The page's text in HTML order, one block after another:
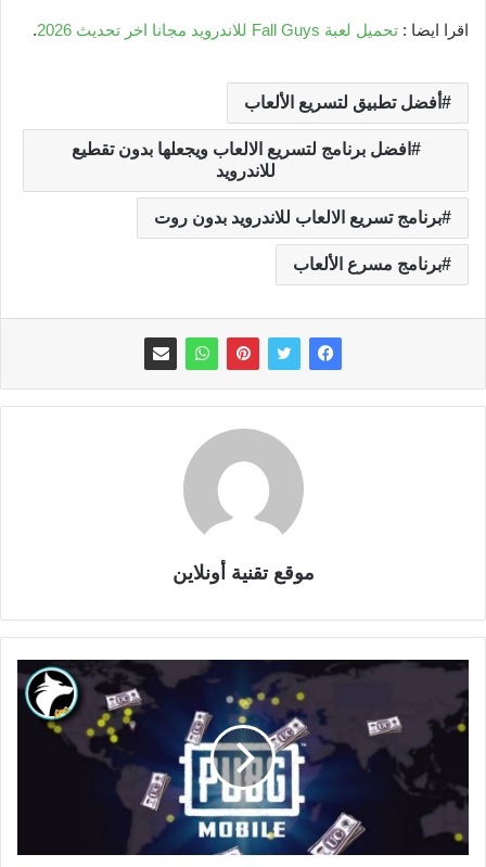
اقرا ايضا : تحميل لعبة Fall Guys للاندرويد مجانا اخر تحديث 2026 .
أفضل تطبيق لتسريع الألعاب
افضل برنامج لتسريع الالعاب ويجعلها بدون تقطيع
للاندرويد
برنامج تسريع الالعاب للاندرويد بدون روت
برنامج مسرع الألعاب
موقع تقنية أونلاين